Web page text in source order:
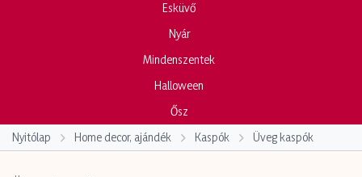
Esküvő
Nyár
Mindenszentek
Halloween
Ősz
Nyitólap
Home decor, ajándék Kaspók Üveg kaspók